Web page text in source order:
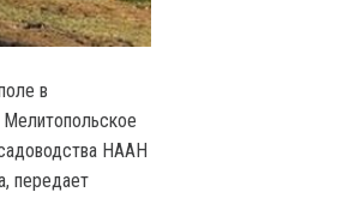
в
Мелитопольское
НААН
передает